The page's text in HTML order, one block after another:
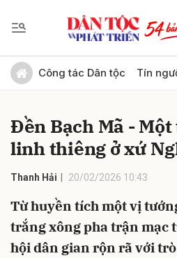
Công tác Dân tộc Tín
Đền Bạch Mã -
linh thiêng ở xứ
Thanh Hải 20/02/2026 10:43
Từ huyền tích một vị
trắng xông pha trận mạc
hội dân gian rộn rã với
Gửi bình luận